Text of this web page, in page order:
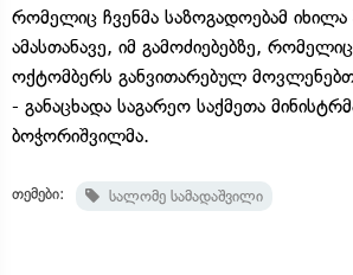
რომელიც ჩვენმა საზოგადოებამ
ამასთანავე, იმ გამოძიებებზე,
ოქტომბერს განვითარებულ
- განაცხადა საგარეო საქმეთა
ბოჭორიშვილმა.
თემები: სალომე სამადაშვილი